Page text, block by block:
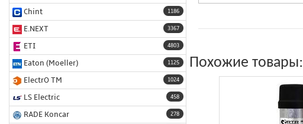
1186
Chint
3367
E.NEXT
4803
ETI
1125
Eaton (Moeller)
1024
ElectrO TM
458
LS Electric
278
RADE Koncar
Похожие товары: